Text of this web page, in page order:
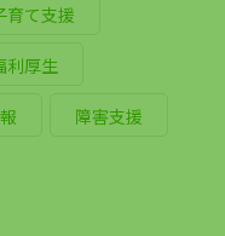
育て支援
利厚生
障害支援